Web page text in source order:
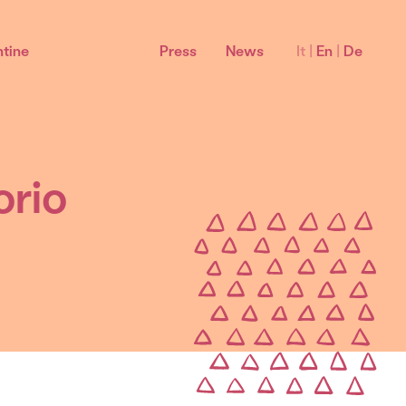
Bardolino Sottozone
Sommacampagna Bardolino DOC
Press News It | En | De